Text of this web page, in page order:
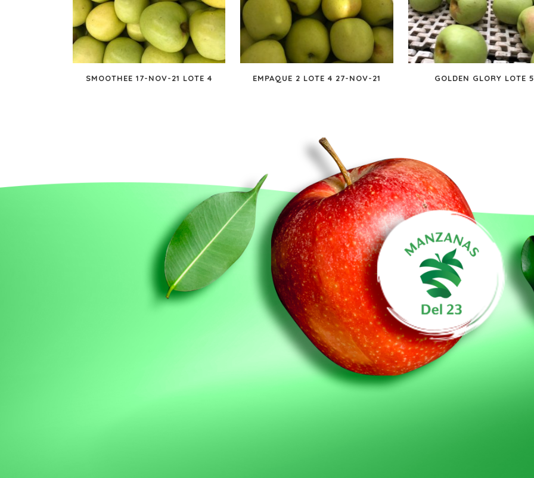
SMOOTHEE 17-NOV-21 LOTE 4 EMPAQUE 2 LOTE 4 27-NOV-21 GOLDEN GLORY LOTE 5